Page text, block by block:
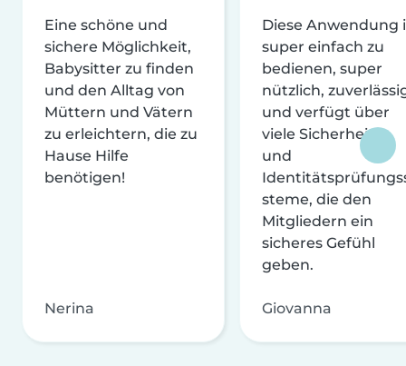
Eine schöne und
sichere Möglichkeit,
Babysitter zu finden
und den Alltag von
Müttern und Vätern
zu erleichtern, die zu
Hause Hilfe
benötigen!
Nerina
Diese Anwendung
super einfach zu
bedienen, super
nützlich,
und verfügt über
viele Sicherheits-
und
steme, die den
Mitgliedern ein
sicheres Gefühl
geben.
Giovanna